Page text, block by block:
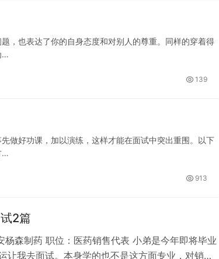
，也表达了你的自身态度和对别人的尊重。同样的穿着得
…
139
做好功课，加以演练，这样才能在面试中突出重围。以下
…
913
2篇
杨森制药 职位：医药销售代表 小弟是今年即将毕业
让我去面试。本身学的也不是这方面专业，对销售